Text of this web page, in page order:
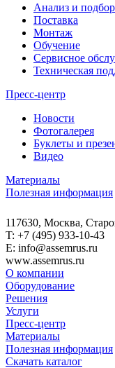
Анализ и
Поставка
Монтаж
Обучение
Сервисное
Техническая
Пресс-центр
Новости
Фотогалерея
Буклеты и
Видео
Материалы
Полезная информация
117630, Москва,
T: +7 (495) 933-10-43
E: info@assemrus.ru
www.assemrus.ru
О компании
Оборудование
Решения
Услуги
Пресс-центр
Материалы
Полезная информация
Скачать каталог